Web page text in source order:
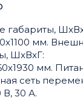
габариты,
мм.
ШxВxГ:
мм.
сеть
В, 30 А.